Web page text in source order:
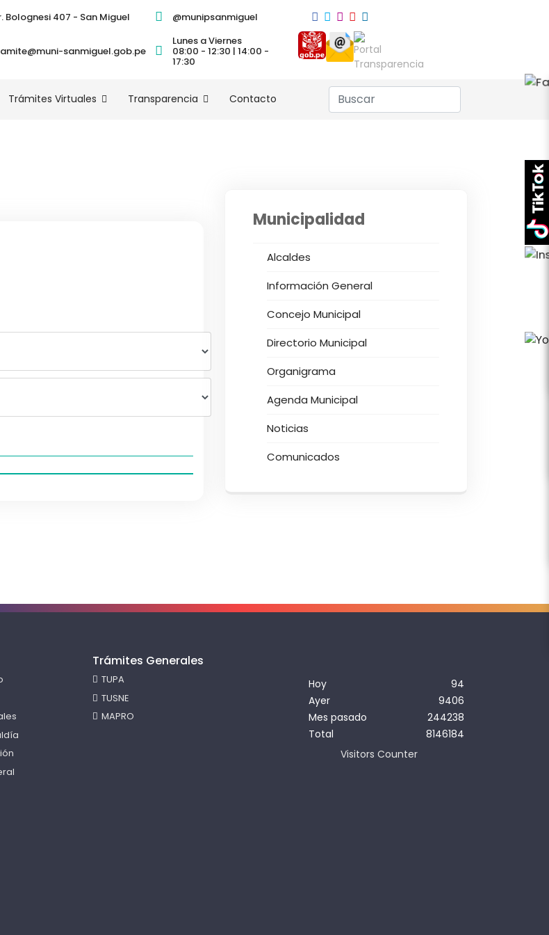
Bolognesi 407 - San Miguel @munipsanmiguel
sanmiguel.gob.pe
Lunes a Viernes
08:00 - 12:30 | 14:00 -
17:30
Trámites Virtuales Transparencia Contacto
Municipalidad
Alcaldes
Información General
Concejo Municipal
Directorio Municipal
Organigrama
Agenda Municipal
Noticias
Comunicados
Trámites Generales
TUPA
TUSNE
MAPRO
Hoy
Ayer
Mes pasado
Total
94
9406
244238
8146184
Visitors Counter